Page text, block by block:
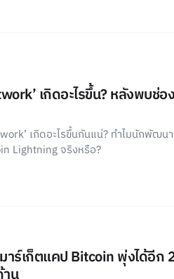
เกิดอะไรขึ้น? หลังพบช่อ
เกิดอะไรขึ้นกันแน่? ทำไมนักพัฒ
Lightning จริงหรือ?
าร์เก็ตแคป Bitcoin พุ่งได้อีก